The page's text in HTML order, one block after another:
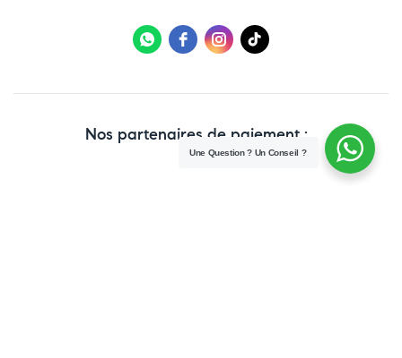
Nos partenaires de paiement :
Une Question ? Un Conseil ?